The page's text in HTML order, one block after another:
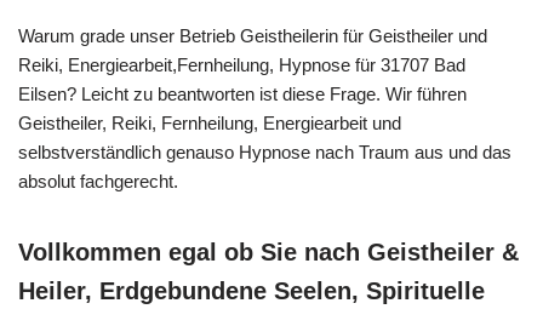
Warum grade unser Betrieb Geistheilerin für Geistheiler und
Reiki, Energiearbeit,Fernheilung, Hypnose für 31707 Bad
Eilsen? Leicht zu beantworten ist diese Frage. Wir führen
Geistheiler, Reiki, Fernheilung, Energiearbeit und
selbstverständlich genauso Hypnose nach Traum aus und das
absolut fachgerecht.
Vollkommen egal ob Sie nach Geistheiler &
Heiler, Erdgebundene Seelen, Spirituelle